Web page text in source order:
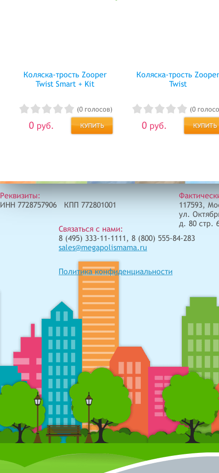
Коляска-трость Zooper
Twist Smart + Kit
(0 голосов)
0 руб.
Коляска-трость
Twist
(0
0 руб.
Реквизиты:
ИНН 7728757906 КПП 772801001
Связаться с нами:
8 (495) 333-11-1111, 8 (800) 555-84-283
sales@megapolismama.ru
Политика конфиденциальности
117593,
ул.
д. 80 стр.